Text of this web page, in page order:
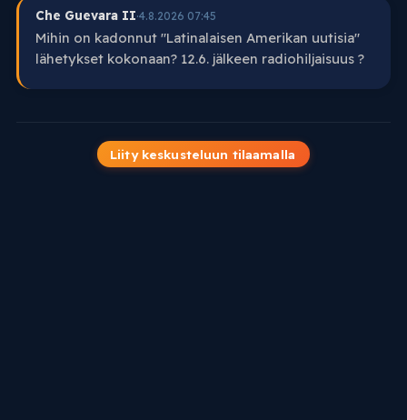
Che Guevara II·4.8.2026 07:45
Mihin on kadonnut "Latinalaisen Amerikan uutisia"
lähetykset kokonaan? 12.6. jälkeen radiohiljaisuus ?
Liity keskusteluun tilaamalla